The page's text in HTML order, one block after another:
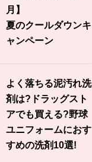
月】
夏のクールダウンキ
ャンペーン
よく落ちる泥汚れ洗
剤は?ドラッグスト
アでも買える?野球
ユニフォームにおす
すめの洗剤10選!